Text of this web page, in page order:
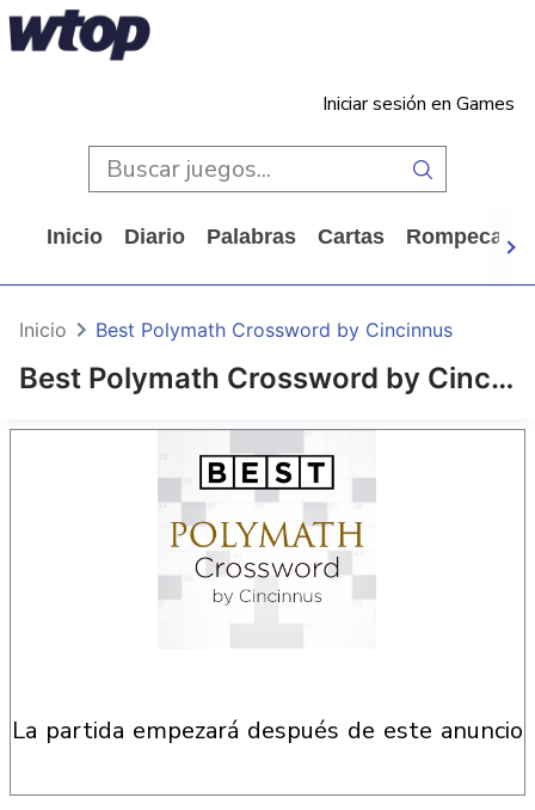
Iniciar sesión en Games
Inicio Diario Palabras Cartas
Best Polymath Crossword by Cincinnus
Inicio Best Polymath Crossword by Cincinnus
la partida empezará después de este anuncio